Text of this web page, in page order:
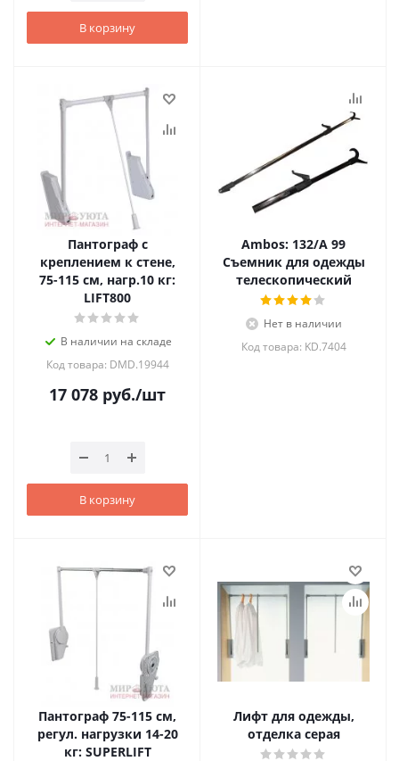
В корзину
Пантограф с
креплением к стене,
75-115 см, нагр.10 кг:
LIFT800
В наличии на складе
Код товара: DMD.19944
17 078 руб./шт
В корзину
Ambos: 132/A 99
Съемник для одежды
телескопический
Нет в наличии
Код товара: KD.7404
Пантограф 75-115 см,
регул. нагрузки 14-20
кг: SUPERLIFT
Лифт для одежды,
отделка серая